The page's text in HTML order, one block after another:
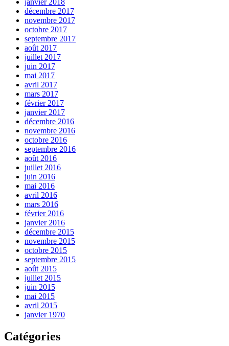
décembre 2017
novembre 2017
octobre 2017
septembre 2017
août 2017
juillet 2017
juin 2017
mai 2017
avril 2017
mars 2017
février 2017
janvier 2017
décembre 2016
novembre 2016
octobre 2016
septembre 2016
août 2016
juillet 2016
juin 2016
mai 2016
avril 2016
mars 2016
février 2016
janvier 2016
décembre 2015
novembre 2015
octobre 2015
septembre 2015
août 2015
juillet 2015
juin 2015
mai 2015
avril 2015
janvier 1970
Catégories